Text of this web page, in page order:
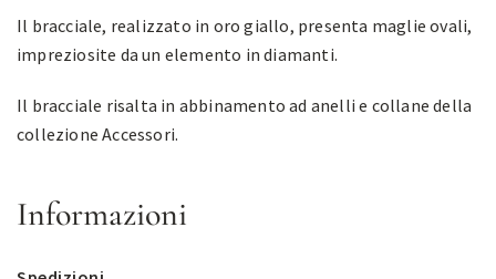
Il bracciale, realizzato in oro giallo, presenta maglie ovali,
impreziosite da un elemento in diamanti.
Il bracciale risalta in abbinamento ad anelli e collane della
collezione Accessori.
Informazioni